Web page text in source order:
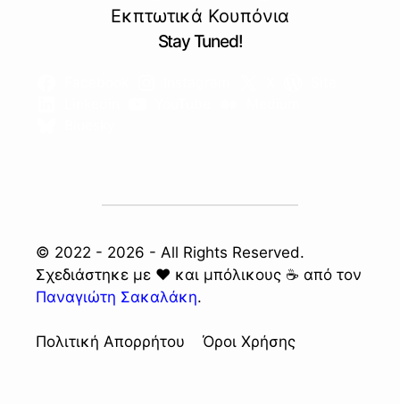
Εκπτωτικά Κουπόνια
Stay Tuned!
© 2022 - 2026 - All Rights Reserved.
Σχεδιάστηκε με ❤️ και μπόλικους ☕ από τον
Παναγιώτη Σακαλάκη.
Πολιτική Απορρήτου Όροι Χρήσης